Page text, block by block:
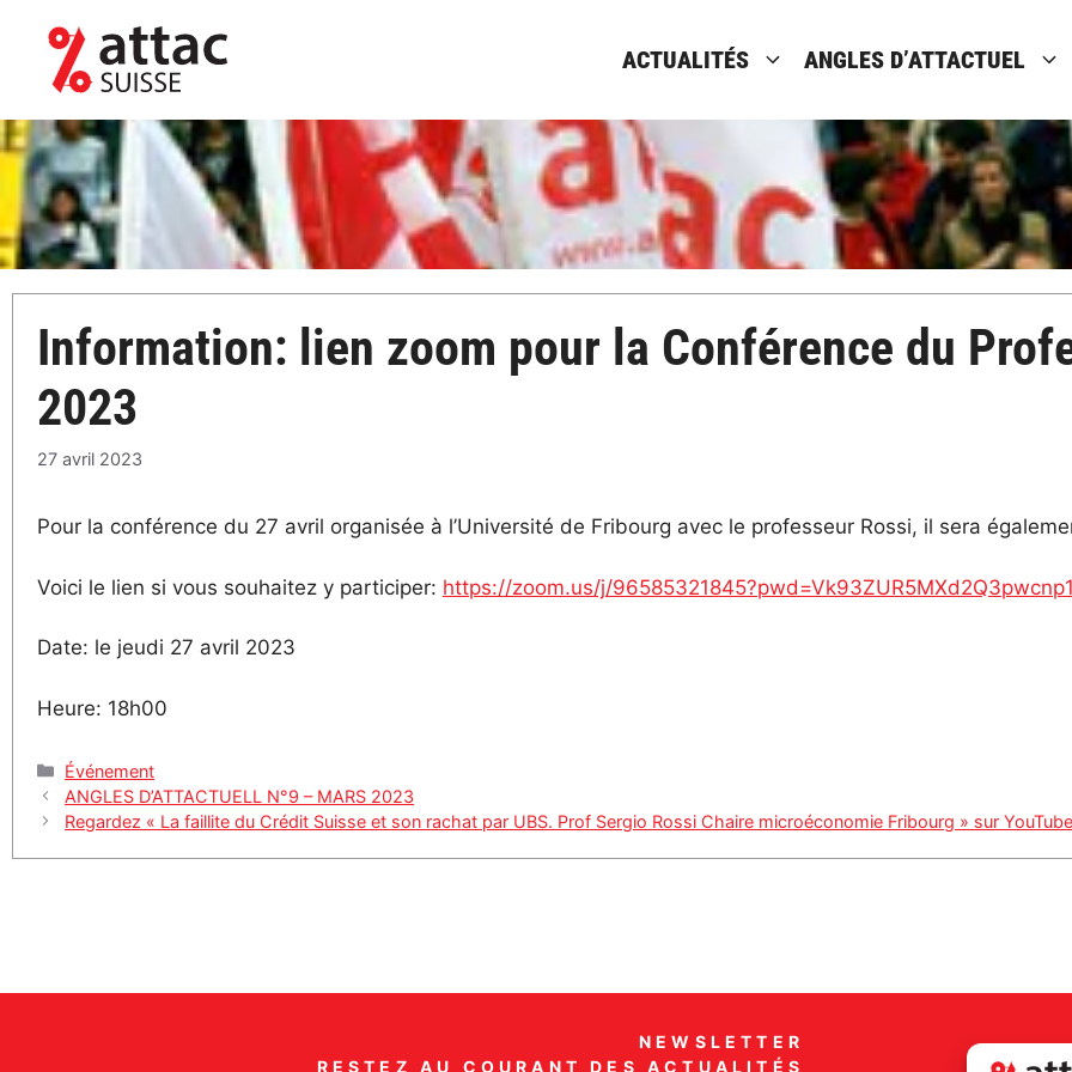
contenu
ACTUALITÉS ANGLES D’ATTACTUEL
Information: lien zoom pour la Conférence du
2023
27 avril 2023
Pour la conférence du 27 avril organisée à l’Université de Fribourg avec le professeur Rossi, il sera
Voici le lien si vous souhaitez y participer: https://zoom.us/j/
Date: le jeudi 27 avril 2023
Heure: 18h00
Catégories
Événement
ANGLES D’ATTACTUELL N°9 – MARS 2023
Regardez « La faillite du Crédit Suisse et son rachat par UBS. Prof Sergio Rossi Chaire microéconomie Fribourg » sur YouTube
NEWSLETTER
RESTEZ AU COURANT DES ACTUALITÉS